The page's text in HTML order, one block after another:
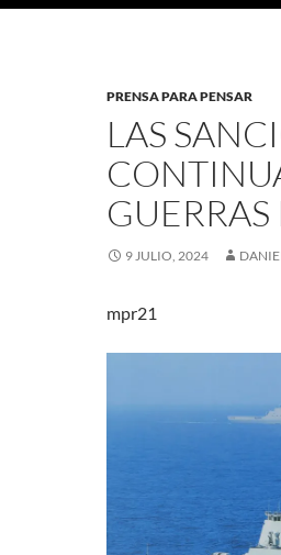
PRENSA PARA PENSAR
LAS
9 JULIO, 2024
mpr21